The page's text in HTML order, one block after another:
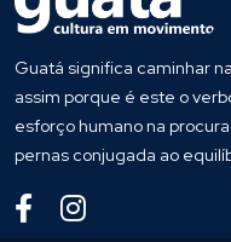
Guatá significa caminhar
assim porque é este o
esforço humano na
pernas conjugada ao